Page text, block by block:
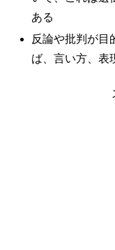
ある
反論や批判が目
ば、言い方、表